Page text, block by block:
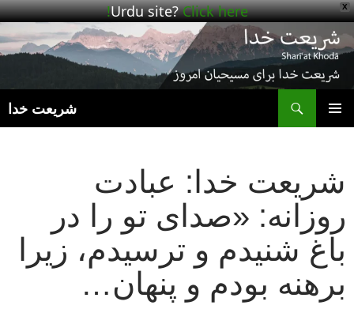
X
Urdu site?Click here!
شریعت خدا
شریعت خدا: عبادت
روزانه: «صدای تو را در
باغ شنیدم و ترسیدم، زیرا
برهنه بودم و پنهان…